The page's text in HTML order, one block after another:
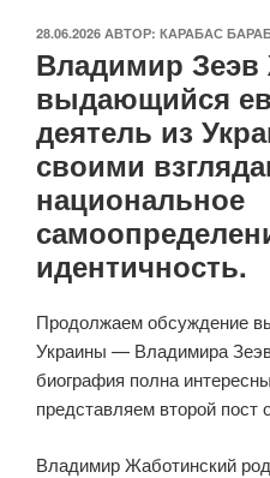
ОПУБЛИКОВАНО
28.06.2026 АВТОР: КАРАБАС
Владимир
выдающийся
деятель из
своими
национальное
идентичность.
Продолжаем обсуждение
Украины — Владимира
биография полна
представляем второй пост
Владимир Жаботинский